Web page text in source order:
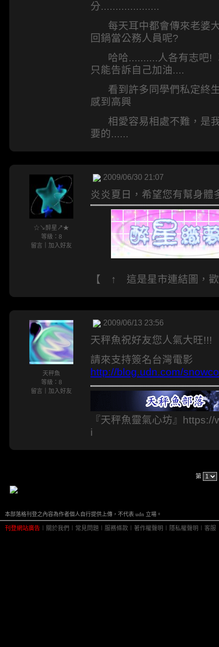
分....................
每天耳中都會傳來老婆
回鍋當公務人員呢?
哈哈..........人各有志吧!
只能告訴自己加油....
看到許多同學們私定終
感到高興
相愛容易相處不難，是
要的......
☆↘醉星↗★
等級：8
留言
加入好友
2009/06/30 21:07
炎炎夏日，希望您有幫身體
【 ↑ 這是星市連結圖，
天秤魚
等級：8
留言
加入好友
2009/06/13 23:56
天秤魚祝好友您人氣大旺!!!
請來支持簽名台灣電影
http://blog.udn.com/
『天秤魚靈氣心坊』
i
第
本部落格刊登之內容為作者個人自行提供上傳，不代表 udn 立場。
刊登網站廣告 關於我們 常見問題 服務條款 著作權聲明 隱私權聲明 客服